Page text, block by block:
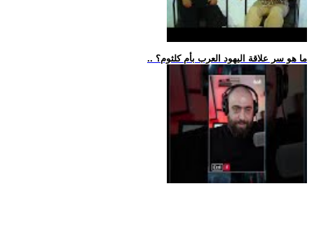
.. ما هو سر علاقة اليهود العرب بأم كلثوم؟